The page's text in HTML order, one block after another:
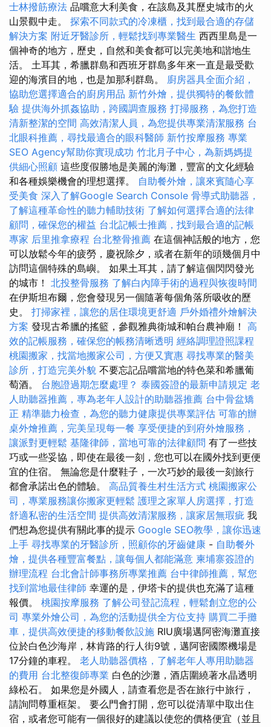
士林撥筋療法 品嚐意大利美食，在該島及其歷史城市的火
山景觀中走。 探索不同款式的冷凍櫃，找到最合適的存儲
解決方案 附近牙醫診所，輕鬆找到專業醫生 西西里島是一
個神奇的地方，歷史，自然和美食都可以完美地和諧地生
活。 土耳其，希臘群島和西班牙群島多年來一直是最受歡
迎的海濱目的地，也是加那利群島。 廚房器具全面介紹，
協助您選擇適合的廚房用品 新竹外燴，提供獨特的餐飲體
驗 提供海外抓姦協助，跨國調查服務 打掃服務，為您打造
清新整潔的空間 高效清潔人員，為您提供專業清潔服務 台
北眼科推薦，尋找最適合的眼科醫師 新竹按摩服務 專業
SEO Agency幫助你實現成功 竹北月子中心，為新媽媽提
供細心照顧 這些度假勝地是美麗的海灘，豐富的文化經驗
和各種娛樂機會的理想選擇。 自助餐外燴，讓來賓隨心享
受美食 深入了解Google Search Console 骨導式助聽器，
了解這種革命性的聽力輔助技術 了解如何選擇合適的法律
顧問，確保您的權益 台北記帳士推薦，找到最合適的記帳
專家 后里推拿療程 台北整骨推薦 在這個神話般的地方，您
可以放鬆今年的疲勞，慶祝除夕，或者在新年的頭幾個月中
訪問這個特殊的島嶼。 如果土耳其，請了解這個閃閃發光
的城市！ 北投整骨服務 了解白內障手術的過程與恢復時間
在伊斯坦布爾，您會發現另一個隨著每個角落所吸收的歷
史。 打掃家裡，讓您的居住環境更舒適 戶外婚禮外燴解決
方案 發現古希臘的搖籃，參觀雅典衛城和帕台農神廟！ 高
效的記帳服務，確保您的帳務清晰透明 經絡調理證照課程
桃園搬家，找當地搬家公司，方便又實惠 尋找專業的醫美
診所，打造完美外貌 不要忘記品嚐當地的特色菜和希臘葡
萄酒。 台胞證過期怎麼處理？ 泰國簽證的最新申請規定 老
人助聽器推薦，專為老年人設計的助聽器推薦 台中骨盆矯
正 精準聽力檢查，為您的聽力健康提供專業評估 可靠的辦
桌外燴推薦，完美呈現每一餐 享受便捷的到府外燴服務，
讓派對更輕鬆 基隆律師，當地可靠的法律顧問 有了一些技
巧或一些妥協，即使在最後一刻，您也可以在國外找到更便
宜的住宿。 無論您是什麼鞋子，一次巧妙的最後一刻旅行
都會承諾出色的體驗。 高品質養生村生活方式 桃園搬家公
司，專業服務讓你搬家更輕鬆 護理之家單人房選擇，打造
舒適私密的生活空間 提供高效清潔服務，讓家居無瑕疵 我
們想為您提供有關此事的提示 Google SEO教學，讓你迅速
上手 尋找專業的牙醫診所，照顧你的牙齒健康 - 自助餐外
燴，提供各種豐富餐點，讓每個人都能滿意 柬埔寨簽證的
辦理流程 台北會計師事務所專業推薦 台中律師推薦，幫您
找到當地最佳律師 幸運的是，伊塔卡的提供也充滿了這種
報價。 桃園按摩服務 了解公司登記流程，輕鬆創立您的公
司 專業外燴公司，為您的活動提供全方位支持 購買二手攤
車，提供高效便捷的移動餐飲設施 RIU廣場邁阿密海灘直接
位於白色沙海岸，林肯路的行人街9號，邁阿密國際機場是
17分鐘的車程。 老人助聽器價格，了解老年人專用助聽器
的費用 台北整復師專業 白色的沙灘，酒店圍繞著水晶透明
綠松石。 如果您是外國人，請查看您是否在旅行中旅行，
請詢問尊重框架。 要么門會打開，您可以從清單中取出住
宿，或者您可能有一個很好的建議以使您的價格便宜（並且